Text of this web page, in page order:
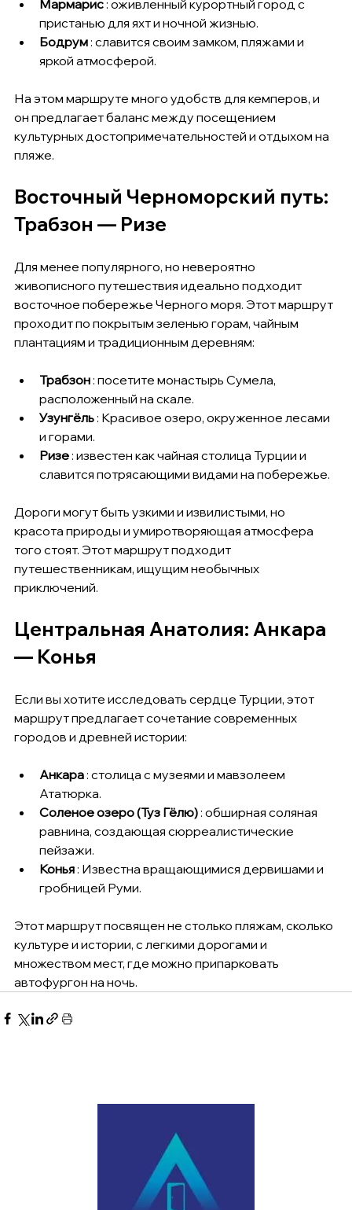
Мармарис : оживленный курортный город с
пристанью для яхт и ночной жизнью.
Бодрум : славится своим замком, пляжами и
яркой атмосферой.
На этом маршруте много удобств для кемперов, и
он предлагает баланс между посещением
культурных достопримечательностей и отдыхом на
пляже.
Восточный Черноморский путь:
Трабзон — Ризе
Для менее популярного, но невероятно
живописного путешествия идеально подходит
восточное побережье Черного моря. Этот маршрут
проходит по покрытым зеленью горам, чайным
плантациям и традиционным деревням:
Трабзон : посетите монастырь Сумела,
расположенный на скале.
Узунгёль : Красивое озеро, окруженное лесами
и горами.
Ризе : известен как чайная столица Турции и
славится потрясающими видами на побережье.
Дороги могут быть узкими и извилистыми, но
красота природы и умиротворяющая атмосфера
того стоят. Этот маршрут подходит
путешественникам, ищущим необычных
приключений.
Центральная Анатолия: Анкара
— Конья
Если вы хотите исследовать сердце Турции, этот
маршрут предлагает сочетание современных
городов и древней истории:
Анкара : столица с музеями и мавзолеем
Ататюрка.
Соленое озеро (Туз Гёлю) : обширная соляная
равнина, создающая сюрреалистические
пейзажи.
Конья : Известна вращающимися дервишами и
гробницей Руми.
Этот маршрут посвящен не столько пляжам, сколько
культуре и истории, с легкими дорогами и
множеством мест, где можно припарковать
автофургон на ночь.